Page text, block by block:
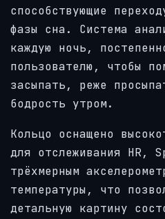
способствующие
фазы сна. Система
каждую ночь,
пользователю, чтобы
засыпать, реже
бодрость утром.
Кольцо оснащено
для отслеживания HR,
трёхмерным
температуры, что
детальную картину